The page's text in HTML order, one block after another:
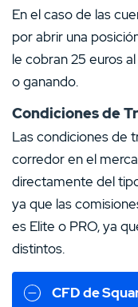
En el caso de las
por abrir una
le cobran 25 euros
o ganando.
Condiciones de
Las condiciones de
corredor en el
directamente del
ya que las
es Elite o PRO, ya
distintos.
CFD de